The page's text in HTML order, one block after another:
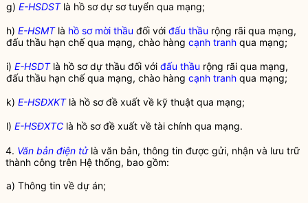
g) E-HSDSTlà hồ sơ dự sơ tuyển qua mạng;
h) E-HSMTlà hồ sơ mời thầu đối với đấu thầu rộng rãi qua mạng,
đấu thầu hạn chế qua mạng, chào hàng cạnh tranh qua mạng;
i) E-HSDTlà hồ sơ dự thầu đối với đấu thầu rộng rãi qua mạng,
đấu thầu hạn chế qua mạng, chào hàng cạnh tranh qua mạng;
k) E-HSĐXKTlà hồ sơ đề xuất về kỹ thuật qua mạng;
l) E-HSĐXTC là hồ sơ đề xuất về tài chính qua mạng.
4. Văn bản điện tửlà văn bản, thông tin được gửi, nhận và lưu trữ
thành công trên Hệ thống, bao gồm:
a) Thông tin về dự án;